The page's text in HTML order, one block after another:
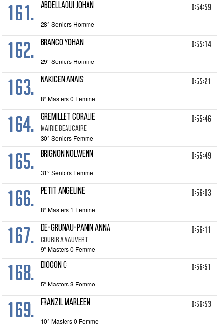
161. ABDELLAOUI JOHAN 0:54:59
28° Seniors Homme
162. BRANCO YOHAN 0:55:14
29° Seniors Homme
163. NAKICEN ANAIS 0:55:21
8° Masters 0 Femme
164. GREMILLET CORALIE
MAIRIE BEAUCAIRE
0:55:46
30° Seniors Femme
165. BRIGNON NOLWENN 0:55:49
31° Seniors Femme
166. PETIT ANGELINE 0:56:03
8° Masters 1 Femme
167. DE-GRUNAU-PANIN ANNA
COURIR A VAUVERT
0:56:11
9° Masters 0 Femme
168. DIOGON C 0:56:51
5° Masters 3 Femme
169. FRANZIL MARLEEN 0:56:53
10° Masters 0 Femme